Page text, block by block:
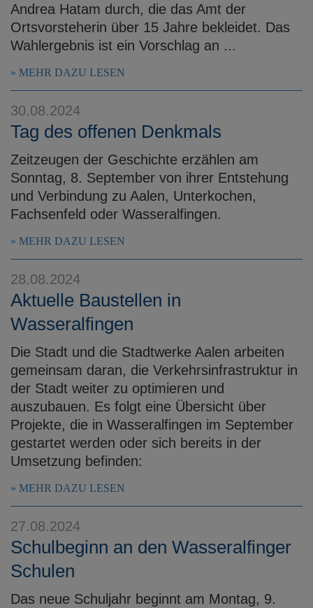
Andrea Hatam durch, die das Amt der
Ortsvorsteherin über 15 Jahre bekleidet. Das
Wahlergebnis ist ein Vorschlag an ...
MEHR DAZU LESEN
30.08.2024
Tag des offenen Denkmals
Zeitzeugen der Geschichte erzählen am
Sonntag, 8. September von ihrer Entstehung
und Verbindung zu Aalen, Unterkochen,
Fachsenfeld oder Wasseralfingen.
MEHR DAZU LESEN
28.08.2024
Aktuelle Baustellen in
Wasseralfingen
Die Stadt und die Stadtwerke Aalen arbeiten
gemeinsam daran, die Verkehrsinfrastruktur in
der Stadt weiter zu optimieren und
auszubauen. Es folgt eine Übersicht über
Projekte, die in Wasseralfingen im September
gestartet werden oder sich bereits in der
Umsetzung befinden:
MEHR DAZU LESEN
27.08.2024
Schulbeginn an den Wasseralfinger
Schulen
Das neue Schuljahr beginnt am Montag, 9.